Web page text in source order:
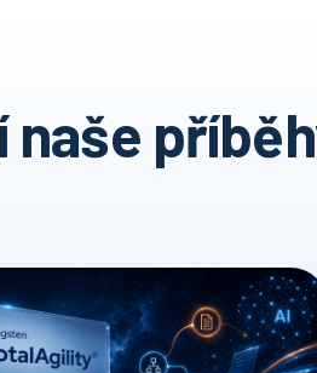
naše